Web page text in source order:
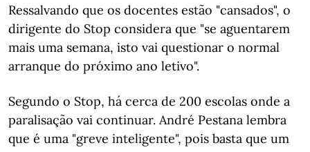
Ressalvando que os docentes estão "cansados", o
dirigente do Stop considera que "se aguentarem
mais uma semana, isto vai questionar o normal
arranque do próximo ano letivo".
Segundo o Stop, há cerca de 200 escolas onde a
paralisação vai continuar. André Pestana lembra
que é uma "greve inteligente", pois basta que um